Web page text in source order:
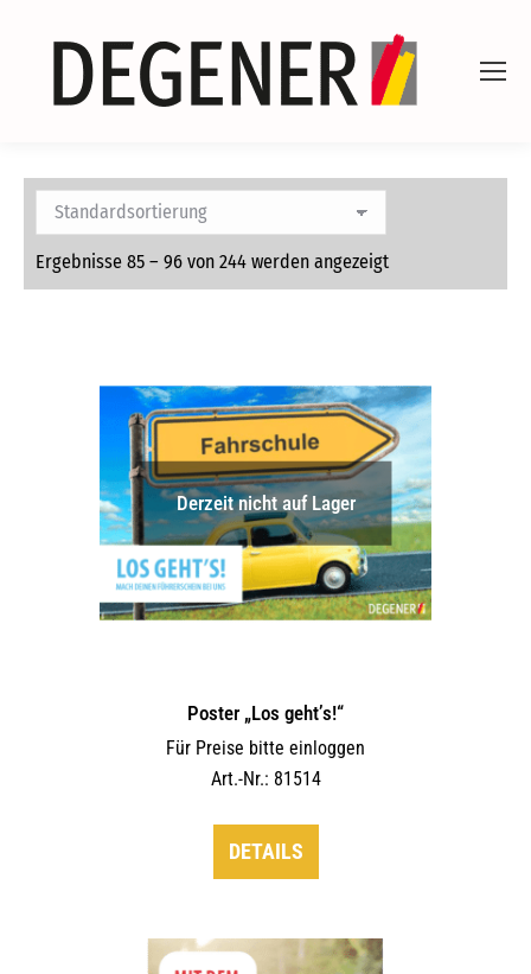
Ergebnisse 85 – 96 von 244 werden angezeigt
Derzeit nicht auf Lager
Poster „Los geht’s!“
Für Preise bitte einloggen
Art.-Nr.: 81514
DETAILS